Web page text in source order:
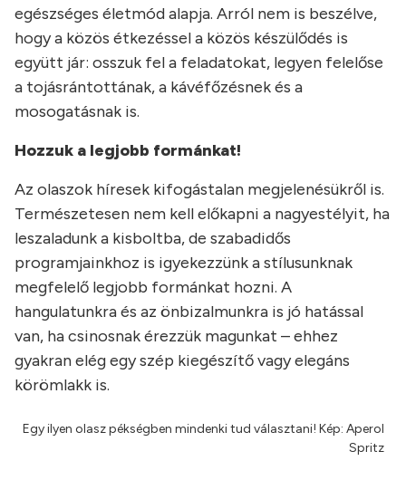
egészséges életmód alapja. Arról nem is beszélve,
hogy a közös étkezéssel a közös készülődés is
együtt jár: osszuk fel a feladatokat, legyen felelőse
a tojásrántottának, a kávéfőzésnek és a
mosogatásnak is.
Hozzuk a legjobb formánkat!
Az olaszok híresek kifogástalan megjelenésükről is.
Természetesen nem kell előkapni a nagyestélyit, ha
leszaladunk a kisboltba, de szabadidős
programjainkhoz is igyekezzünk a stílusunknak
megfelelő legjobb formánkat hozni. A
hangulatunkra és az önbizalmunkra is jó hatással
van, ha csinosnak érezzük magunkat – ehhez
gyakran elég egy szép kiegészítő vagy elegáns
körömlakk is.
Egy ilyen olasz pékségben mindenki tud választani! Kép: Aperol
Spritz